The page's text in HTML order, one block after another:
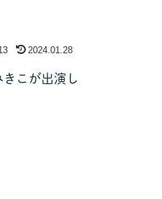
2024.01.28
こが出演し